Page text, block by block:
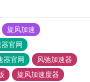
旋风加速
官网
器官网
风驰加速器
旋风加速度器